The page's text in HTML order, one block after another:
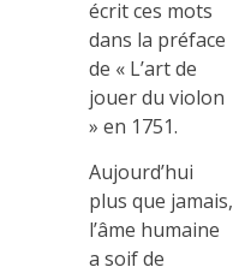
écrit ces mots
dans la préface
de « L’art de
jouer du violon
» en 1751.
Aujourd’hui
plus que jamais,
l’âme humaine
a soif de